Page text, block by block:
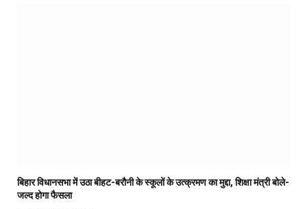
बिहार विधानसभा में उठा बीहट-बरौनी के स्कूलों के उत्क्रमण का मुद्दा, शिक्षा मंत्री बोले-
जल्द होगा फैसला